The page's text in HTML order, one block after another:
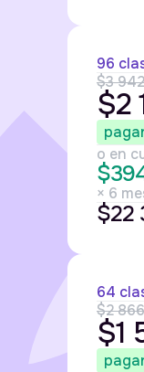
96
$3
$2
o en
× 6
$22
64
$2
$1